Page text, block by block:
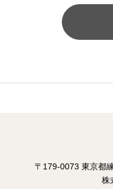
〒179-0073 東京都
株